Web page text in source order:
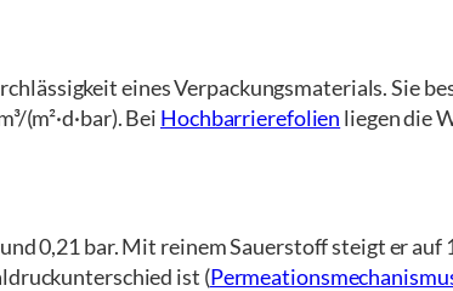
eines Verpackungsmaterials. Sie
(m²·d·bar). Bei Hochbarrierefolien liegen die
0,21 bar. Mit reinem Sauerstoff steigt er
ist (